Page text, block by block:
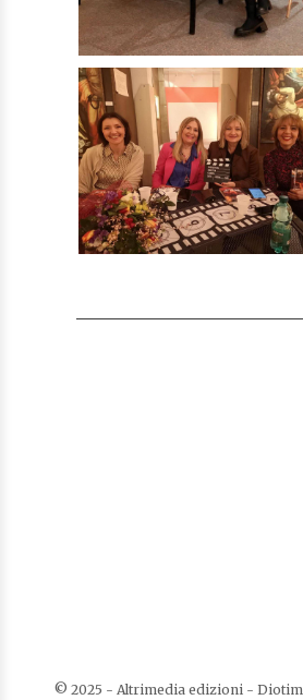
© 2025 - Altrimedia edizioni -